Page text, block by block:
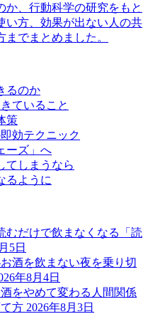
か、行動科学の研究をもと
い方、効果が出ない人の共
でまとめました。
るのか
ていること
策
効テクニック
ーズ」へ
てしまうなら
るように
だけで飲まなくなる「読
5日
酒を飲まない夜を乗り切
年8月4日
をやめて変わる人間関係
方 2026年8月3日